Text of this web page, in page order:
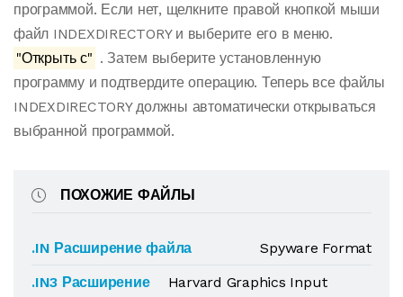
программой. Если нет, щелкните правой кнопкой мыши
файл INDEXDIRECTORY и выберите его в меню.
"Открыть с" . Затем выберите установленную
программу и подтвердите операцию. Теперь все файлы
INDEXDIRECTORY должны автоматически открываться
выбранной программой.
ПОХОЖИЕ ФАЙЛЫ
.IN Расширение файла
Spyware Format
.IN3 Расширение
Harvard Graphics Input